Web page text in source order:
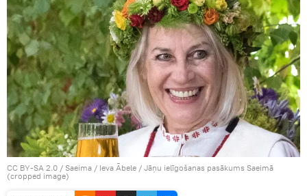
CC BY-SA 2.0 / Saeima / Ieva Ābele / Jāņu ielīgošanas pasākums Saeimā
(cropped image)